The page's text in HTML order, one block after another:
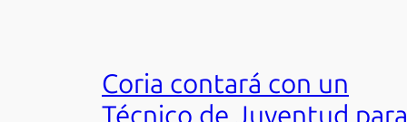
Coria contará con un